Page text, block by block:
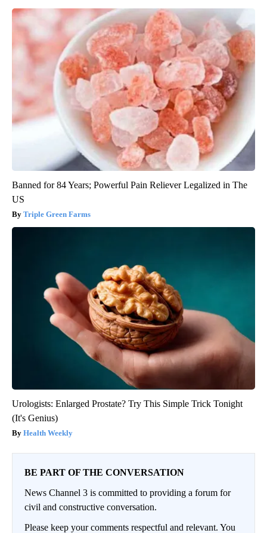
Banned for 84 Years; Powerful Pain Reliever Legalized in The
US
Triple Green Farms
Urologists: Enlarged Prostate? Try This Simple Trick Tonight
(It's Genius)
Health Weekly
BE PART OF THE CONVERSATION
News Channel 3 is committed to providing a forum for
civil and constructive conversation.
Please keep your comments respectful and relevant. You